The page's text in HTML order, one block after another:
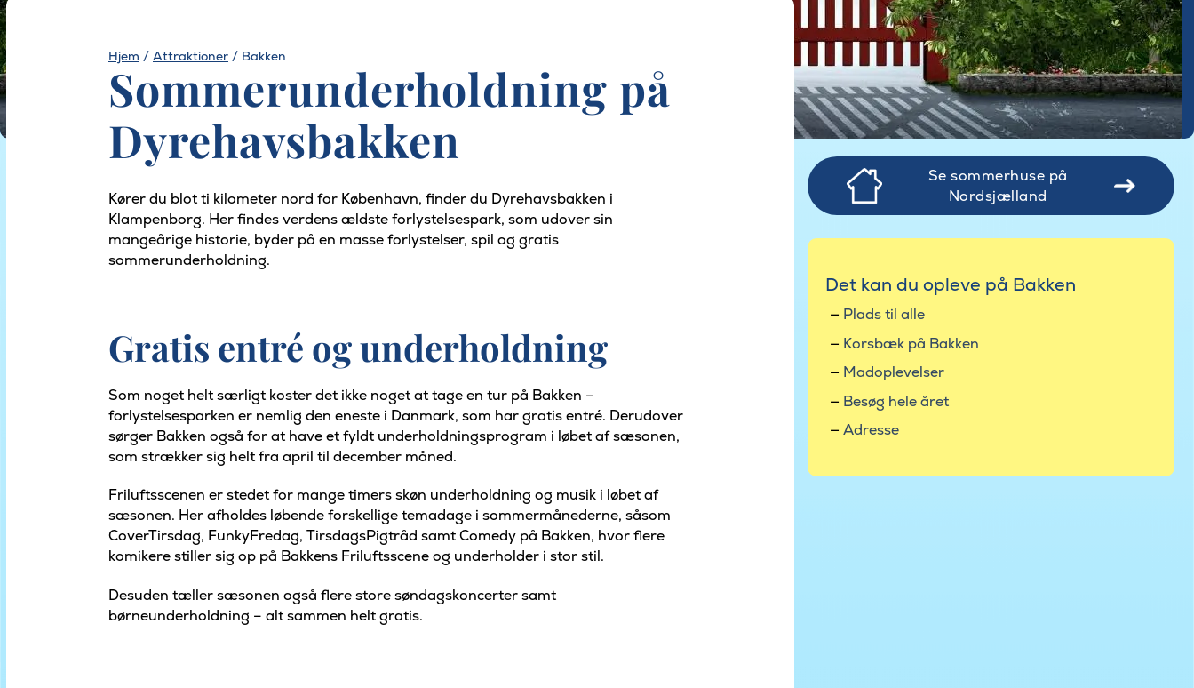
Hjem / Attraktioner / Bakken
Sommerunderholdning på
Dyrehavsbakken
Kører du blot ti kilometer nord for København, finder du Dyrehavsbakken i
Klampenborg. Her findes verdens ældste forlystelsespark, som udover sin
mangeårige historie, byder på en masse forlystelser, spil og gratis
sommerunderholdning.
Gratis entré og underholdning
Som noget helt særligt koster det ikke noget at tage en tur på Bakken –
forlystelsesparken er nemlig den eneste i Danmark, som har gratis entré. Derudover
sørger Bakken også for at have et fyldt underholdningsprogram i løbet af sæsonen,
som strækker sig helt fra april til december måned.
Friluftsscenen er stedet for mange timers skøn underholdning og musik i løbet af
sæsonen. Her afholdes løbende forskellige temadage i sommermånederne, såsom
CoverTirsdag, FunkyFredag, TirsdagsPigtråd samt Comedy på Bakken, hvor flere
komikere stiller sig op på Bakkens Friluftsscene og underholder i stor stil.
Desuden tæller sæsonen også flere store søndagskoncerter samt
børneunderholdning – alt sammen helt gratis.
Se sommerhuse på
Nordsjælland
Det kan du opleve på Bakken
Plads til alle
Korsbæk på Bakken
Madoplevelser
Besøg hele året
Adresse